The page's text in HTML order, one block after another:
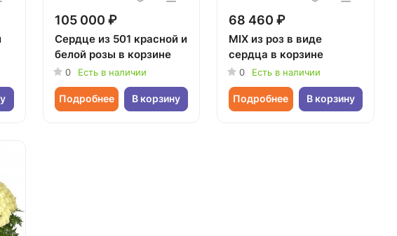
105 000 ₽
Сердце из 501 красной и
белой розы в корзине
0 Есть в наличии
Подробнее В корзину
68 460 ₽
MIX из роз в виде
сердца в корзине
0 Есть в наличии
Подробнее В корзину